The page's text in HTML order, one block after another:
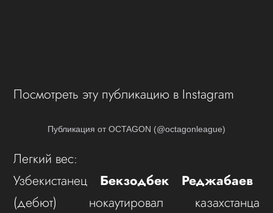
Посмотреть эту публикацию в Instagram
Публикация от OCTAGON (@octagonleague)
Легкий вес:
Узбекистанец Бекзодбек Реджабаев
(дебют) нокаутировал казахстанца